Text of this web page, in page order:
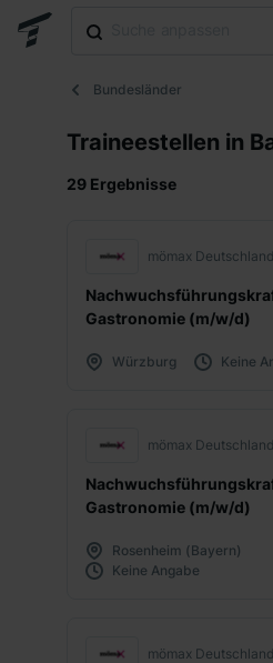
Bundesländer
Traineestellen in
29 Ergebnisse
mömax
Gastronomie (m/w/d)
Würzburg Keine
mömax
Gastronomie (m/w/d)
Rosenheim (Bayern)
Keine Angabe
mömax